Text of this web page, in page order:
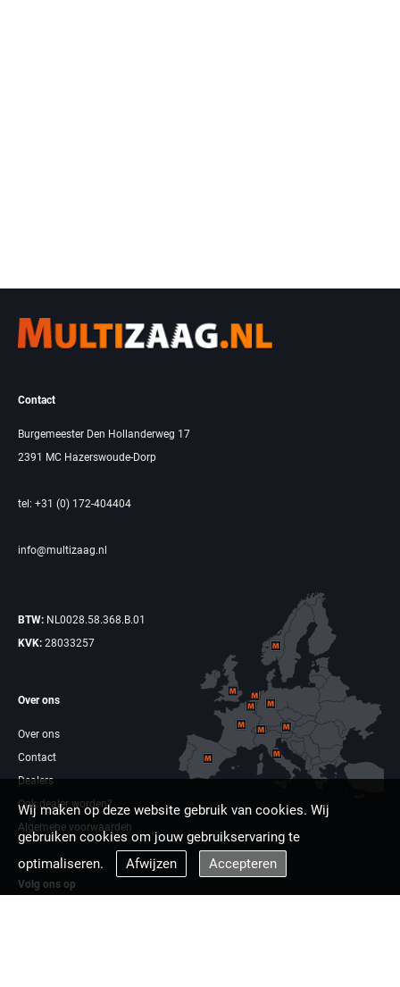
Contact
Burgemeester Den Hollanderweg 17
2391 MC Hazerswoude-Dorp
tel: +31 (0) 172-404404
info@multizaag.nl
BTW: NL0028.58.368.B.01
KVK: 28033257
Over ons
Over ons
Contact
Dealers
Ook dealer worden?
Algemene voorwaarden
Volg ons op
Wij maken op deze website gebruik van cookies. Wij
gebruiken cookies om jouw gebruikservaring te
optimaliseren.
Afwijzen Accepteren